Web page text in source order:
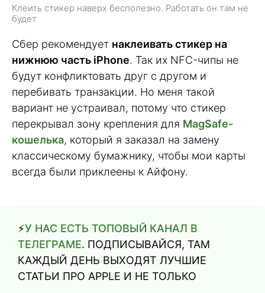
Клеить стикер наверх бесполезно. Работать он там не
будет
Сбер рекомендует наклеивать стикер на
нижнюю часть iPhone. Так их NFC-чипы не
будут конфликтовать друг с другом и
перебивать транзакции. Но меня такой
вариант не устраивал, потому что стикер
перекрывал зону крепления для MagSafe-
кошелька, который я заказал на замену
классическому бумажнику, чтобы мои карты
всегда были приклеены к Айфону.
⚡️У НАС ЕСТЬ ТОПОВЫЙ КАНАЛ В
ТЕЛЕГРАМЕ. ПОДПИСЫВАЙСЯ, ТАМ
КАЖДЫЙ ДЕНЬ ВЫХОДЯТ ЛУЧШИЕ
СТАТЬИ ПРО APPLE И НЕ ТОЛЬКО